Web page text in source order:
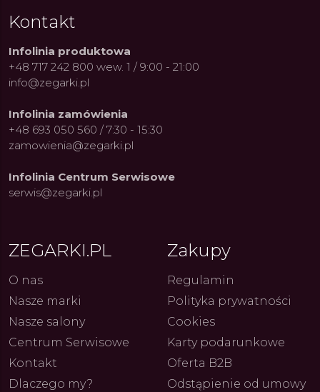
27.07.2026 ZEGARKI.PL 4.08.2026
Kontakt
Infolinia produktowa
+48 717 242 800 wew. 1 / 9:00 - 21:00
info@zegarki.pl
Infolinia zamówienia
+48 693 050 560 / 7:30 - 15:30
zamowienia@zegarki.pl
Infolinia Centrum Serwisowe
serwis@zegarki.pl
ZEGARKI.PL
O nas
Nasze marki
Nasze salony
Centrum Serwisowe
Kontakt
Dlaczego my?
Zakupy
Regulamin
Polityka prywatności
Cookies
Karty podarunkowe
Oferta B2B
Odstąpienie od umowy